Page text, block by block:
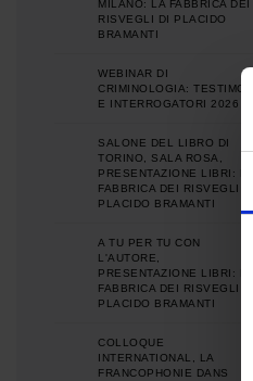
MILANO: LA FABBRICA DEI
RISVEGLI DI PLACIDO
BRAMANTI
WEBINAR DI
CRIMINOLOGIA: TESTIMONI
E INTERROGATORI 2026
SALONE DEL LIBRO DI
TORINO, SALA ROSA,
PRESENTAZIONE LIBRI: LA
FABBRICA DEI RISVEGLI DI
PLACIDO BRAMANTI
A TU PER TU CON
L'AUTORE,
PRESENTAZIONE LIBRI: LA
FABBRICA DEI RISVEGLI DI
PLACIDO BRAMANTI
COLLOQUE
INTERNATIONAL, LA
FRANCOPHONIE DANS